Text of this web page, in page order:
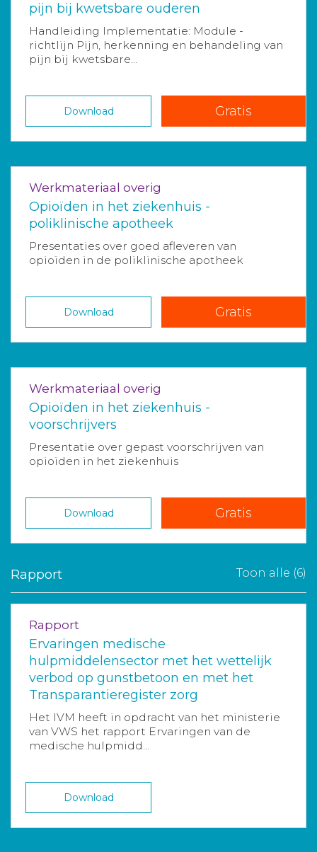
pijn bij kwetsbare ouderen
Handleiding Implementatie: Module -
richtlijn Pijn, herkenning en behandeling van
pijn bij kwetsbare...
Download Gratis
Werkmateriaal overig
Opioïden in het ziekenhuis -
poliklinische apotheek
Presentaties over goed afleveren van
opioïden in de poliklinische apotheek
Download Gratis
Werkmateriaal overig
Opioïden in het ziekenhuis -
voorschrijvers
Presentatie over gepast voorschrijven van
opioïden in het ziekenhuis
Download Gratis
Rapport Toon alle (6)
Rapport
Ervaringen medische
hulpmiddelensector met het wettelijk
verbod op gunstbetoon en met het
Transparantieregister zorg
Het IVM heeft in opdracht van het ministerie
van VWS het rapport Ervaringen van de
medische hulpmidd...
Download